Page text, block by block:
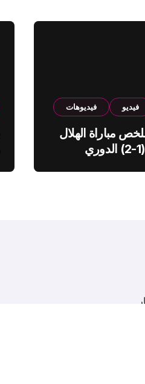
فيديو فيديوهات
مباراة الهلال
والقادسية (1-2) الدوري